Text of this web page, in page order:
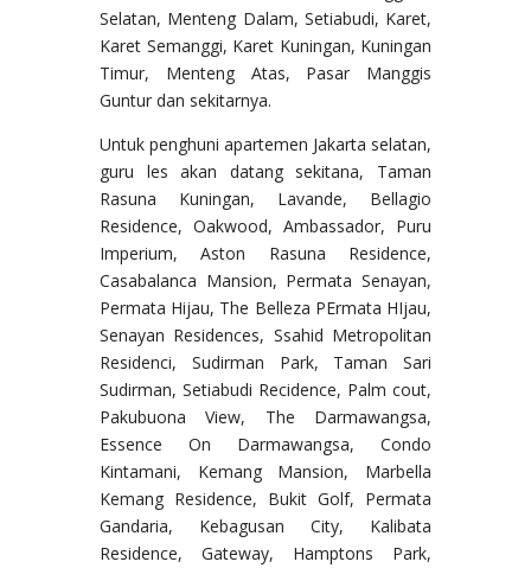
Selatan, Menteng Dalam, Setiabudi, Karet,
Karet Semanggi, Karet Kuningan, Kuningan
Timur, Menteng Atas, Pasar Manggis
Guntur dan sekitarnya.
Untuk penghuni apartemen Jakarta selatan,
guru les akan datang sekitana, Taman
Rasuna Kuningan, Lavande, Bellagio
Residence, Oakwood, Ambassador, Puru
Imperium, Aston Rasuna Residence,
Casabalanca Mansion, Permata Senayan,
Permata Hijau, The Belleza PErmata HIjau,
Senayan Residences, Ssahid Metropolitan
Residenci, Sudirman Park, Taman Sari
Sudirman, Setiabudi Recidence, Palm cout,
Pakubuona View, The Darmawangsa,
Essence On Darmawangsa, Condo
Kintamani, Kemang Mansion, Marbella
Kemang Residence, Bukit Golf, Permata
Gandaria, Kebagusan City, Kalibata
Residence, Gateway, Hamptons Park,